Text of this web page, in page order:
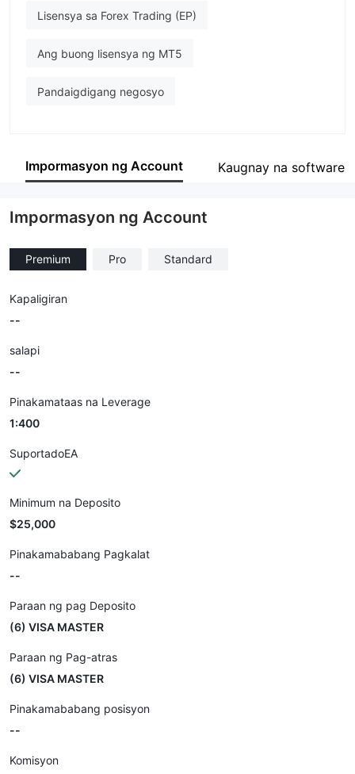
Lisensya sa Forex Trading (EP)
Ang buong lisensya ng MT5
Pandaigdigang negosyo
Impormasyon ng Account Kaugnay na software
Impormasyon ng Account
Premium Pro Standard
Kapaligiran
--
salapi
--
Pinakamataas na Leverage
1:400
SuportadoEA
Minimum na Deposito
$25,000
Pinakamababang Pagkalat
--
Paraan ng pag Deposito
(6) VISA MASTER
Paraan ng Pag-atras
(6) VISA MASTER
Pinakamababang posisyon
--
Komisyon